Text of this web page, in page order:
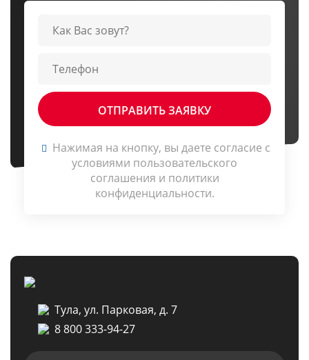
Нажимая на кнопку, вы даете согласие c
условиями пользовательского
соглашения и политики
конфиденциальности.
Тула, ул. Парковая, д. 7
8 800 333-94-27